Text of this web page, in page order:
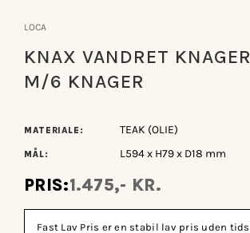
iLOCA
KNAX VANDRET
M/6 KNAGER
MATERIALE: TEAK (OLIE)
MÅL: L594 x H79 x D18 mm
PRIS:1.475,- KR.
Fast Lav Pris er en stabil lav pris uden